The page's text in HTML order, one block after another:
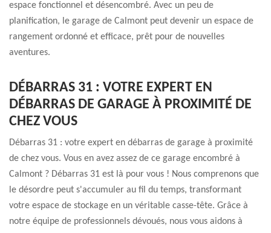
espace fonctionnel et désencombré. Avec un peu de
planification, le garage de Calmont peut devenir un espace de
rangement ordonné et efficace, prêt pour de nouvelles
aventures.
DÉBARRAS 31 : VOTRE EXPERT EN
DÉBARRAS DE GARAGE À PROXIMITÉ DE
CHEZ VOUS
Débarras 31 : votre expert en débarras de garage à proximité
de chez vous. Vous en avez assez de ce garage encombré à
Calmont ? Débarras 31 est là pour vous ! Nous comprenons que
le désordre peut s'accumuler au fil du temps, transformant
votre espace de stockage en un véritable casse-tête. Grâce à
notre équipe de professionnels dévoués, nous vous aidons à